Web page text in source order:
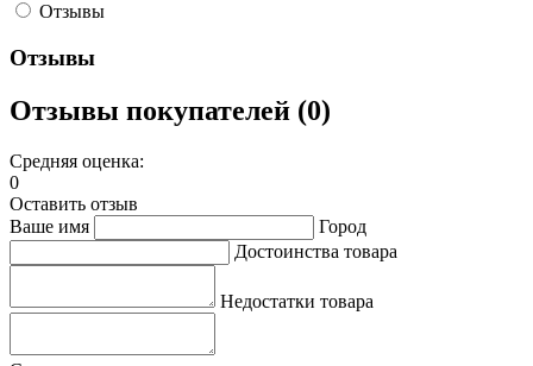
Отзывы
Отзывы
Отзывы покупателей (0)
Средняя оценка:
0
Оставить отзыв
Ваше имя
Город
Достоинства товара
Недостатки товара